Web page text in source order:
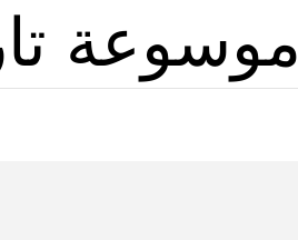
موسوعة